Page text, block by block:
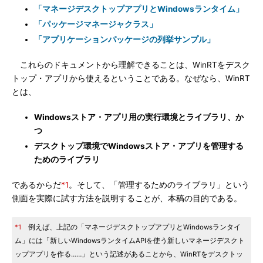
「マネージデスクトップアプリとWindowsランタイム」
「パッケージマネージャクラス」
「アプリケーションパッケージの列挙サンプル」
これらのドキュメントから理解できることは、WinRTをデスク
トップ・アプリから使えるということである。なぜなら、WinRT
とは、
Windowsストア・アプリ用の実行環境とライブラリ、か
つ
デスクトップ環境でWindowsストア・アプリを管理する
ためのライブラリ
であるからだ*1。そして、「管理するためのライブラリ」という
側面を実際に試す方法を説明することが、本稿の目的である。
*1 例えば、上記の「マネージデスクトップアプリとWindowsランタイ
ム」には「新しいWindowsランタイムAPIを使う新しいマネージデスクト
ップアプリを作る……」という記述があることから、WinRTをデスクトッ